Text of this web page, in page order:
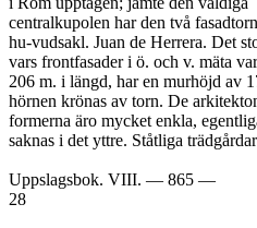
centralkupolen har den två
hu-vudsakl. Juan de Herrera. Det
vars frontfasader i ö. och v. mäta
206 m. i längd, har en murhöjd av
hörnen krönas av torn. De
formerna äro mycket enkla,
saknas i det yttre. Ståtliga
Uppslagsbok. VIII. — 865 —
28